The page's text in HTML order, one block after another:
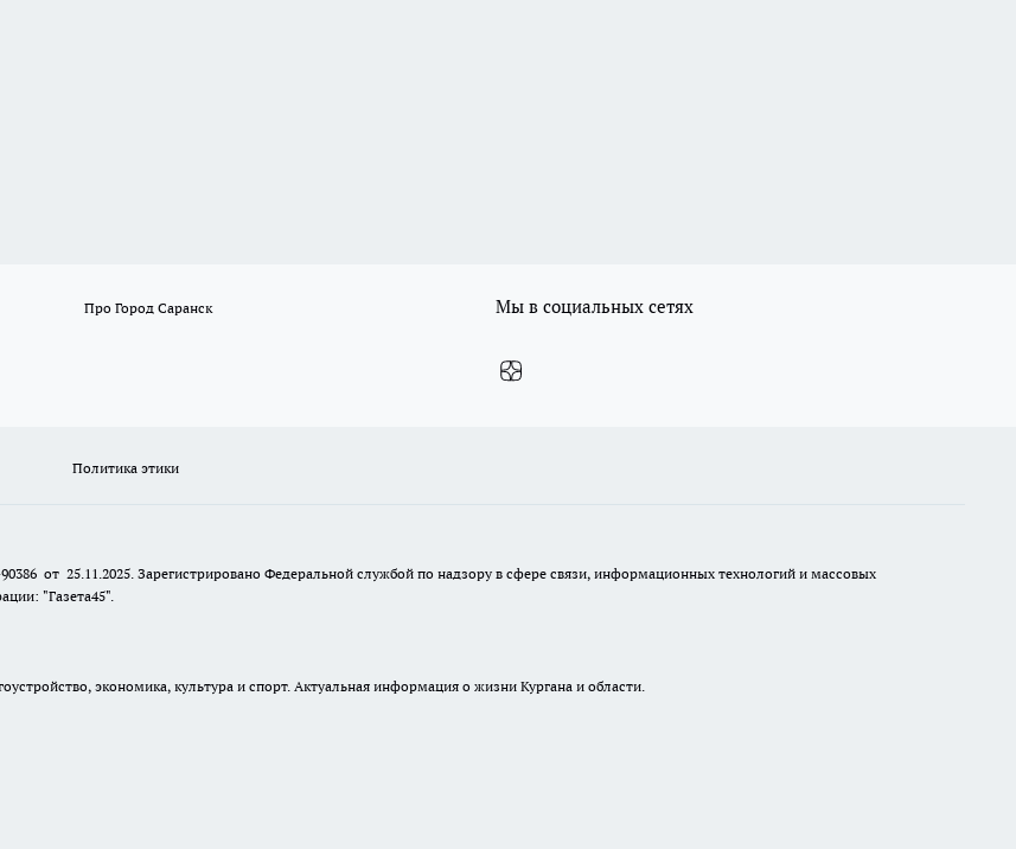
Про Город Саранск Мы в социальных сетях
Политика этики
от 25.11.2025. Зарегистрировано Федеральной службой по надзору в сфере связи, информационных технологий и массовых
"Газета45".
экономика, культура и спорт. Актуальная информация о жизни Кургана и области.